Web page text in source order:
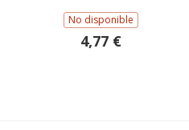
No disponible
4,77 €